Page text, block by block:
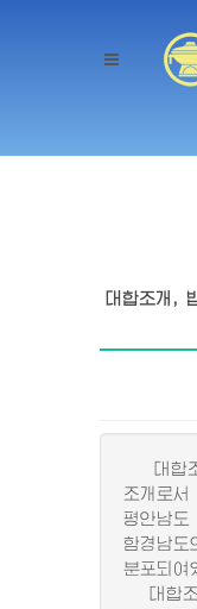
대합조개,
대합조
조개로
평안남
함경남
분포되여
대합조